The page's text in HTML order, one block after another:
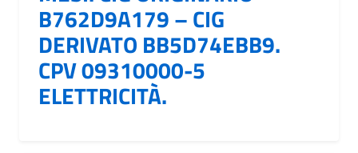
B762D9A179 – CIG
DERIVATO BB5D74EBB9.
CPV 09310000-5
ELETTRICITÀ.